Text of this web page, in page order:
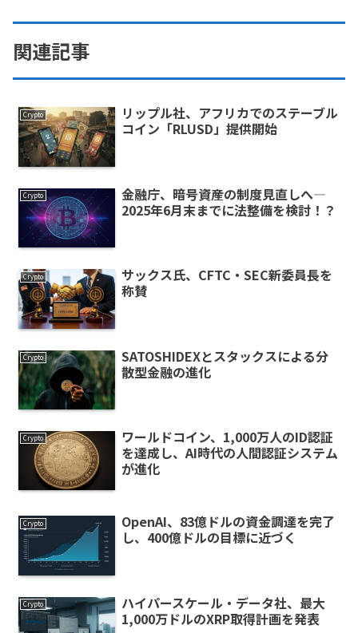
関連記事
Crypto
リップル社、アフリカでのステーブル
コイン「RLUSD」提供開始
Crypto
金融庁、暗号資産の制度見直しへ—
2025年6月末までに法整備を検討！？
Crypto
サックス氏、CFTC・SEC新委員長を
称賛
Crypto
SATOSHIDEXとスタックスによる分
散型金融の進化
Crypto
ワールドコイン、1,000万人のID認証
を達成し、AI時代の人間認証システム
が進化
Crypto
OpenAI、83億ドルの資金調達を完了
し、400億ドルの目標に近づく
Crypto
ハイパースケール・データ社、最大
1,000万ドルのXRP取得計画を発表